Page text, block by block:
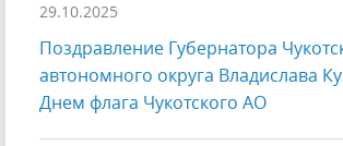
29.10.2025
Поздравление Губернатора
автономного округа Владислава
Днем флага Чукотского АО